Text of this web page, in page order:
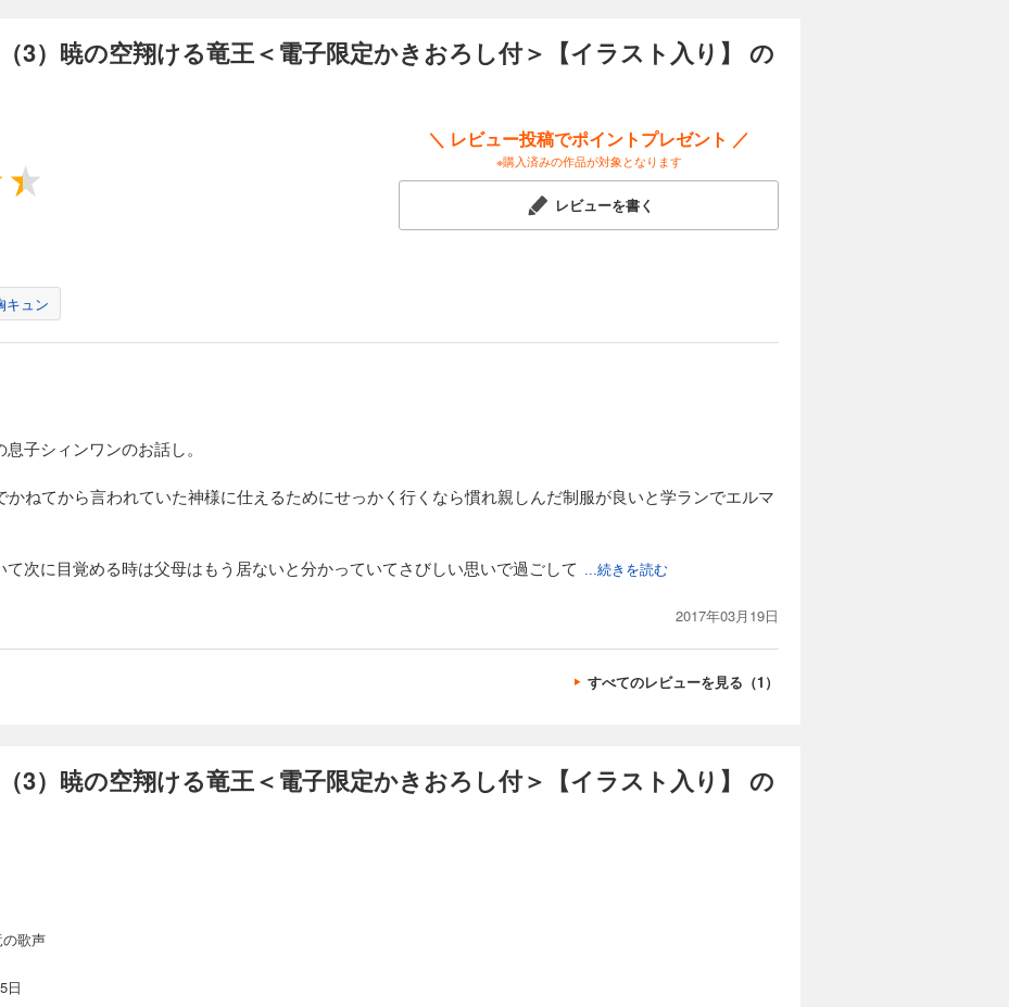
揺しつつ頑張る龍聖。一方フェイワンは落ち着いていたが、とあるきっかけから、花嫁の父親と
ちを思い知らされて…！ 単行本書き下ろし表題作のほか、異国の王女を預かった二人など、フ
熱く深まる愛とやきもち（!?）あふれる日常と家族の幸せを大量収録。さらにタンレン×シュレイ
試し読み
の歌声（13）花盛りの竜の楽園＜電子限定かきおろし付＞【イラスト入り】
いものを作って喜ばせたい…！ 竜族の国エルマーンの六代目竜王ヨンワンのもとに、日本から降
侶、龍聖。エルマーン王国の料理をもっと良くしたい龍聖は、日本料理の知識を生かして、愛する
恵まれ、二人はますます夫婦の絆を深めていくが、ヨンワンが事故に遭い、意識不明のまま目
ブキャラ・ラウシャンの誕生に至る物語！ 《電子限定の書き下ろしショートも追加収録！》
カートに入れる
名付けられた卵を、龍聖は愛情を込めて育てるが、卵はなかなか孵らず…！ 《電子限定の書き下
の新婚時代、初代ホンロンワンの秘話…！ 「怒った顔も、恥ずかしがる顔もかわいくて仕方ない
録！》
成人したラオワンは次代の王となるべく眠りにつくが、ラオワンの龍聖が降臨しても眠りから目
オワン…お願い…起きて……私を抱きしめて…」 龍聖とラオワン、シーフォンたち竜族の運命
の歌声（17）紅蓮の竜は甘夢にほころぶ＜電子限定かきおろし付＞【イラスト入り】
のない君だけど……オレの声が届くといいな」 龍聖がまだ降臨せず、竜王フェイワンが若体化した
ンは決してあきらめず、まだ見ぬ龍聖に焦がれていた。だが竜王の力が弱まるにつれ、竜族は少し
を制御できなくなる。それは心からシュレイを愛するタンレンも例外でなく…！ 「空に響くは竜
”を描く物語！ フェイワン＆龍聖の子供時代も収録。 《電子限定の書き下ろしショート追加収
3）暁の空翔ける竜王＜電子限定かきおろし付＞【イラスト入り】 の
＼ レビュー投稿でポイントプレゼント ／
※購入済みの作品が対象となります
レビューを書く
キュン
子シィンワンのお話し。
ねてから言われていた神様に仕えるためにせっかく行くなら慣れ親しんだ制服が良いと学ランでエルマ
次に目覚める時は父母はもう居ないと分かっていてさびしい思いで過ごして ...続きを読む
2017年03月19日
すべてのレビューを見る（1）
3）暁の空翔ける竜王＜電子限定かきおろし付＞【イラスト入り】 の
歌声
日